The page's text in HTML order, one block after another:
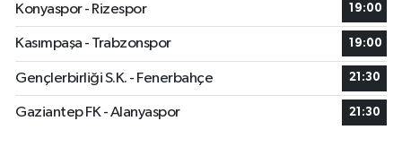
Konyaspor - Rizespor
19:00
Kasımpaşa - Trabzonspor 19:00
Gençlerbirliği S.K. - Fenerbahçe 21:30
Gaziantep FK - Alanyaspor 21:30